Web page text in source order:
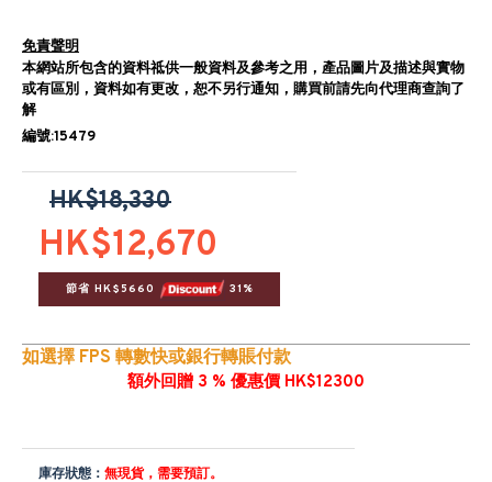
免責聲明
本網站所包含的資料祗供一般資料及參考之用，產品圖片及描述與實物
或有區別，資料如有更改，恕不另行通知，購買前請先向代理商查詢了
解
編號:15479
HK$12,670
HK$18,330
節省 HK$5660 31%
如選擇 FPS 轉數快或銀行轉賬付款
額外回贈 3 % 優惠價 HK$12300
庫存狀態： 無現貨，需要預訂。